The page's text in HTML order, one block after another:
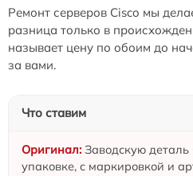
Ремонт серверов Cisco мы
разница только в
называет цену по обоим до
за вами.
Что ставим
Заводскую
упаковке, с маркировкой и